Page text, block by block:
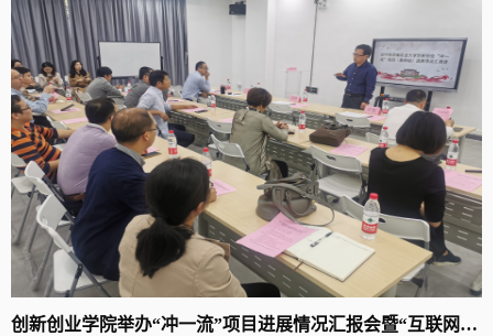
创新创业学院举办“冲一流”项目进展情况汇报会暨“互联网+”大...